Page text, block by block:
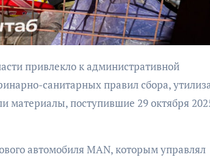
санитарных правил сбора,
материалы, поступившие 29 октября
автомобиля MAN, которым управлял
КУЛЬТУРА
море»
даты его
АФИША
В Калининграде
искусств
каникулы на
Балтике»